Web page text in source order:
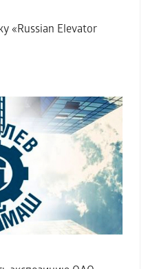
«Russian Elevator